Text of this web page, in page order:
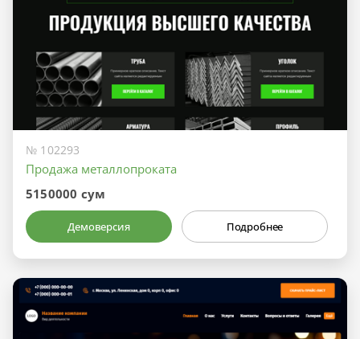
№ 102293
Продажа металлопроката
5150000 сум
Демоверсия Подробнее